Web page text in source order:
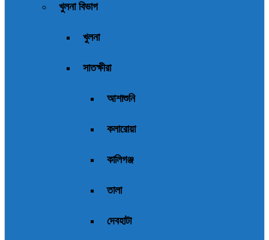
খুলনা বিভাগ
খুলনা
সাতক্ষীরা
আশাশুনি
কলারোয়া
কালিগঞ্জ
তালা
দেবহাটা